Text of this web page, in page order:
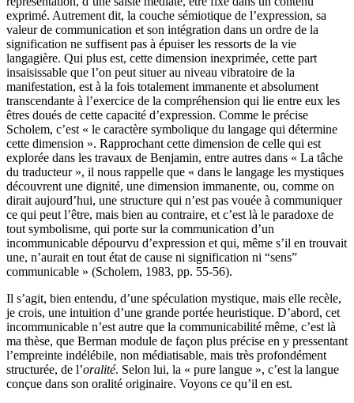
exprimé. Autrement dit, la couche sémiotique de l’expression, sa
valeur de communication et son intégration dans un ordre de la
signification ne suffisent pas à épuiser les ressorts de la vie
langagière. Qui plus est, cette dimension inexprimée, cette part
insaisissable que l’on peut situer au niveau vibratoire de la
manifestation, est à la fois totalement immanente et absolument
transcendante à l’exercice de la compréhension qui lie entre eux les
êtres doués de cette capacité d’expression. Comme le précise
Scholem, c’est « le caractère symbolique du langage qui détermine
cette dimension ». Rapprochant cette dimension de celle qui est
explorée dans les travaux de Benjamin, entre autres dans « La tâche
du traducteur », il nous rappelle que « dans le langage les mystiques
découvrent une dignité, une dimension immanente, ou, comme on
dirait aujourd’hui, une structure qui n’est pas vouée à communiquer
ce qui peut l’être, mais bien au contraire, et c’est là le paradoxe de
tout symbolisme, qui porte sur la communication d’un
incommunicable dépourvu d’expression et qui, même s’il en trouvait
une, n’aurait en tout état de cause ni signification ni “sens”
communicable » (Scholem, 1983, pp. 55-56).
Il s’agit, bien entendu, d’une spéculation mystique, mais elle recèle,
je crois, une intuition d’une grande portée heuristique. D’abord, cet
incommunicable n’est autre que la communicabilité même, c’est là
ma thèse, que Berman module de façon plus précise en y pressentant
l’empreinte indélébile, non médiatisable, mais très profondément
structurée, de l’oralité. Selon lui, la « pure langue », c’est la langue
conçue dans son oralité originaire. Voyons ce qu’il en est.